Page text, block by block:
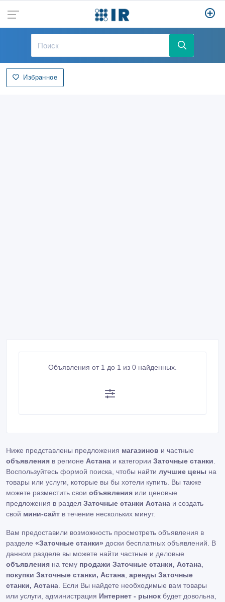
Избранное
Объявления от 1 до 1 из 0 найденных.
Ниже представлены предложения магазинов и частные
объявления в регионе Астана и категории Заточные станки
Воспользуйтесь формой поиска, чтобы найти лучшие цены на
товары или услуги, которые вы бы хотели купить. Вы также
можете разместить свои объявления или ценовые
предложения в раздел Заточные станки Астана и создать
свой мини-сайт в течение нескольких минут.
Вам предоставили возможность просмотреть объявления в
разделе «Заточные станки» доски бесплатных объявлений. В
данном разделе вы можете найти частные и деловые
объявления на тему продажи Заточные станки, Астана
покупки Заточные станки, Астана аренды Заточные
станки, Астана . Если Вы найдете необходимые вам товары
или услуги, администрация Интернет - рынок будет довольна,